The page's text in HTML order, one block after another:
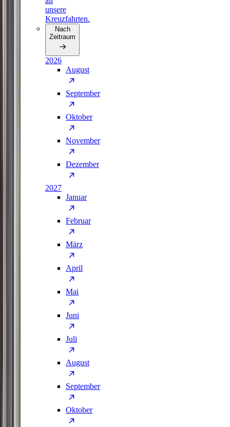
unsere
Kreuzfahrten.
Nach
Zeitraum
2026
August
September
Oktober
November
Dezember
2027
Januar
Februar
März
April
Mai
Juni
Juli
August
September
Oktober